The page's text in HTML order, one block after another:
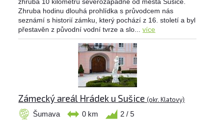
Zhruba hodinu dlouhá prohlídka s průvodcem nás
seznámí s historií zámku, který pochází z 16. století a byl
přestavěn z původní vodní tvrze a slo...více
Zámecký areál Hrádek u Sušice(okr. Klatovy)
Šumava 0 km 2 / 5